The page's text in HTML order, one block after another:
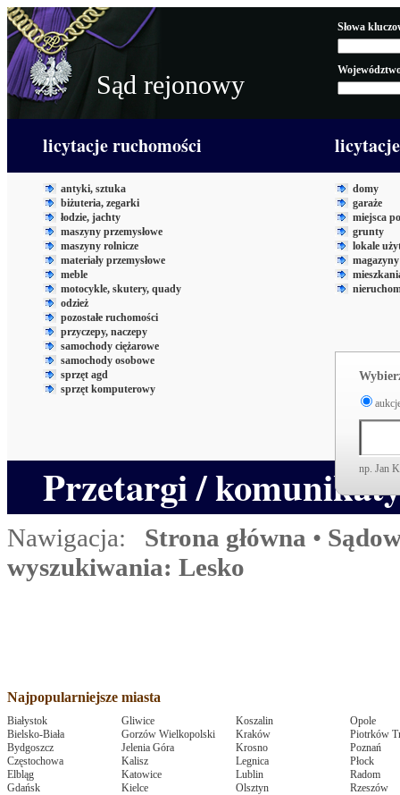
Sąd rejonowy
Słowa
licytacje ruchomości
antyki, sztuka
biżuteria, zegarki
łodzie, jachty
maszyny przemysłowe
maszyny rolnicze
materiały przemysłowe
meble
motocykle, skutery, quady
odzież
pozostałe ruchomości
przyczepy, naczepy
samochody ciężarowe
samochody osobowe
sprzęt agd
sprzęt komputerowy
domy
garaże
miejsca
grunty
lokale
Przetargi / np. Jan
Nawigacja: Strona główna •
wyszukiwania: Lesko
Najpopularniejsze miasta
Białystok
Bielsko-Biała
Bydgoszcz
Częstochowa
Elbląg
Gdańsk
Gliwice
Gorzów Wielkopolski
Jelenia Góra
Kalisz
Katowice
Kielce
Koszalin
Kraków
Krosno
Legnica
Lublin
Olsztyn
Opole
Piotrków
Poznań
Płock
Radom
Rzeszów